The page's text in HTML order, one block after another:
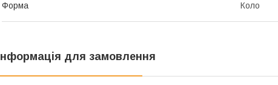
Форма Коло
Інформація для замовлення